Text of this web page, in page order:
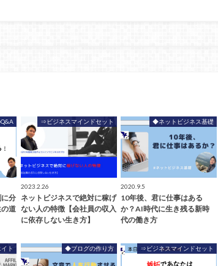
分
道
⇒ビジネスマインドセット
2023.2.26
ネットビジネスで絶対に稼げ
ない人の特徴【会社員の収入
に依存しない生き方】
◆ネットビジネス基礎
2020.9.5
10年後、君に仕事はある
か？AI時代に生き残る新時
代の働き方
ト ◆ブログの作り方 ⇒ビジネスマインドセット